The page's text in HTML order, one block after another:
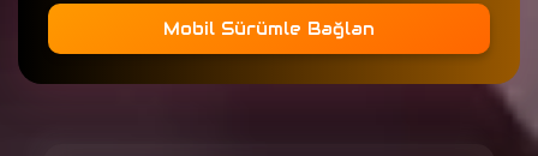
Mobil Sürümle Bağlan